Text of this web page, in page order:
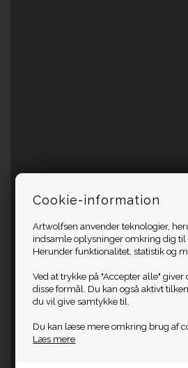
Cookie-information
Artwolfsen anvender teknologier,
indsamle oplysninger omkring dig til
Herunder funktionalitet, statistik og
Ved at trykke på "Accepter alle"
disse formål. Du kan også aktivt
du vil give samtykke til.
Du kan læse mere omkring brug af
Læs mere